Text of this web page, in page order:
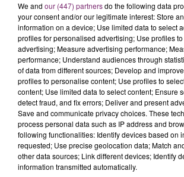
We and our (447) partnersdo the following data
your consent and/or our legitimate interest: Store
information on a device; Use limited data to select
profiles for personalised advertising; Use profiles
advertising; Measure advertising performance;
performance; Understand audiences through
of data from different sources; Develop and
profiles to personalise content; Use profiles to
content; Use limited data to select content; Ensure
detect fraud, and fix errors; Deliver and present
Save and communicate privacy choices. These
process personal data such as IP address and
following functionalities: Identify devices based on
requested; Use precise geolocation data; Match
other data sources; Link different devices; Identify
information transmitted automatically.